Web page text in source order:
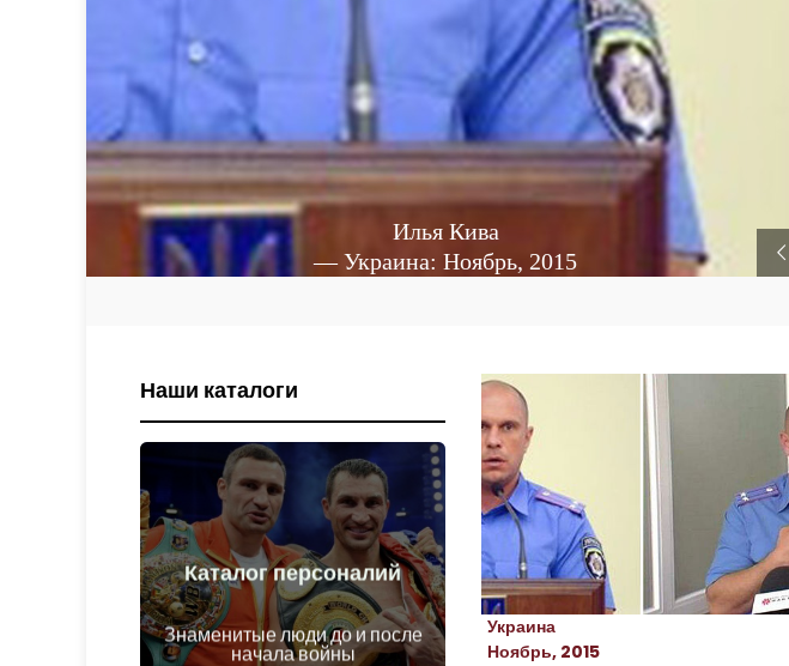
Илья Кива
— Украина: Ноябрь, 2015
Наши каталоги
Каталог персоналий
Знаменитые люди до и после
начала войны
Личности до и после начала
войны
Перейти
Украина
Ноябрь, 2015